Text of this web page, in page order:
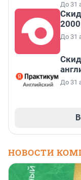
До 31
До 31
До 31
НОВОСТИ